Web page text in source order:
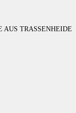
AUS TRASSENHEIDE